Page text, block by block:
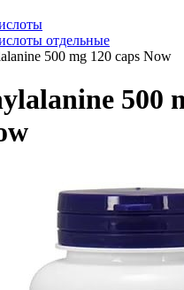
отдельные
500 mg 120 caps Now
500